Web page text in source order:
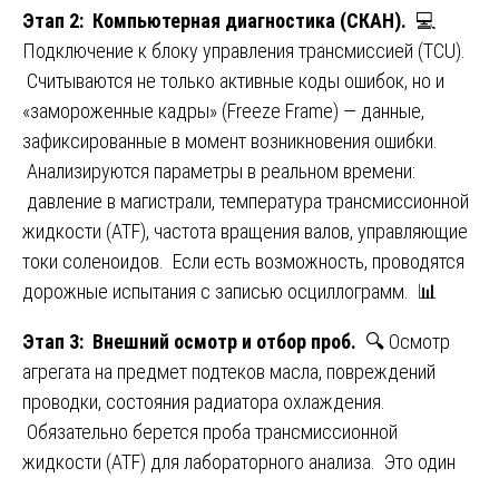
Этап 2: Компьютерная диагностика (СКАН). 💻
Подключение к блоку управления трансмиссией (TCU).
Считываются не только активные коды ошибок, но и
«замороженные кадры» (Freeze Frame) — данные,
зафиксированные в момент возникновения ошибки.
Анализируются параметры в реальном времени:
давление в магистрали, температура трансмиссионной
жидкости (ATF), частота вращения валов, управляющие
токи соленоидов. Если есть возможность, проводятся
дорожные испытания с записью осциллограмм. 📊
Этап 3: Внешний осмотр и отбор проб. 🔍 Осмотр
агрегата на предмет подтеков масла, повреждений
проводки, состояния радиатора охлаждения.
Обязательно берется проба трансмиссионной
жидкости (ATF) для лабораторного анализа. Это один